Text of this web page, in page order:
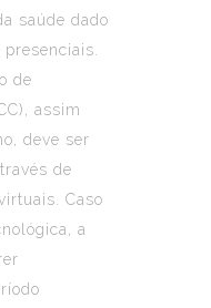
saúde dado
de
assim
deve ser
de
Caso
a